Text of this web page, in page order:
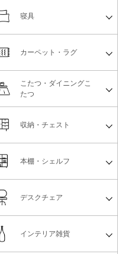
寝具
カーペット・ラグ
こたつ・ダイニングこ
たつ
収納・チェスト
本棚・シェルフ
デスクチェア
インテリア雑貨